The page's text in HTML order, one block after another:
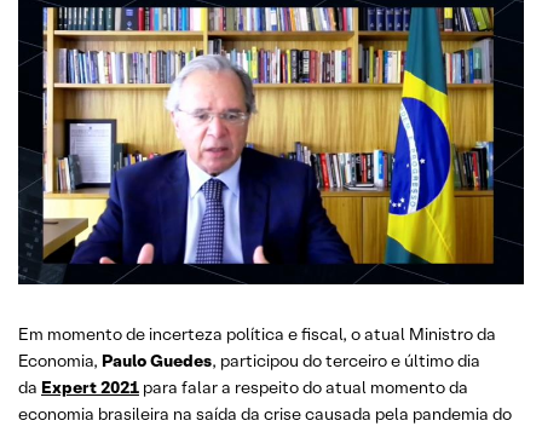
Em momento de incerteza política e fiscal, o atual Ministro da
Economia, Paulo Guedes, participou do terceiro e último dia
da Expert 2021 para falar a respeito do atual momento da
economia brasileira na saída da crise causada pela pandemia do